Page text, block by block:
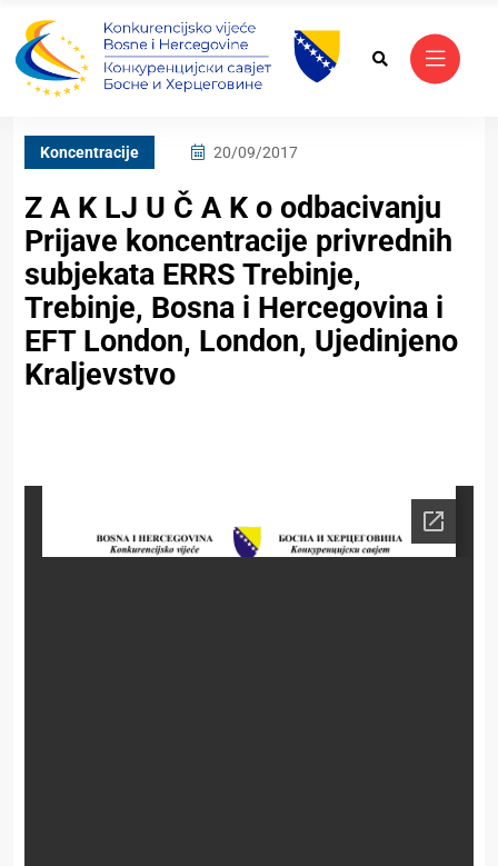
Koncentracije 20/09/2017
Z A K LJ U Č A K o odbacivanju
Prijave koncentracije privrednih
subjekata ERRS Trebinje,
Trebinje, Bosna i Hercegovina i
EFT London, London, Ujedinjeno
Kraljevstvo